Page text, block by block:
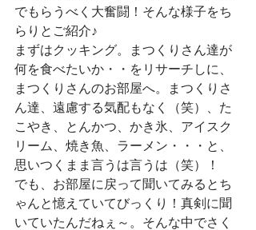
でもらうべく大奮闘！そんな様子をち
らりとご紹介♪
まずはクッキング。まつくりさん達が
何を食べたいか・・をリサーチしに、
まつくりさんのお部屋へ。まつくりさ
ん達、遠慮する気配もなく（笑）、た
こやき、とんかつ、かき氷、アイスク
リーム、焼き魚、ラーメン・・・と、
思いつくまま言うは言うは（笑）！
でも、お部屋に戻って聞いてみるとち
ゃんと憶えていてびっくり！真剣に聞
いていたんだねぇ～。そんな中でさく